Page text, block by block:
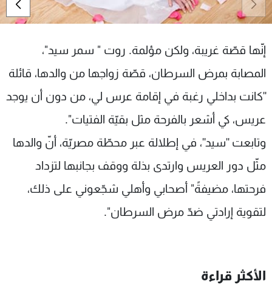
إنّها قصّة غريبة، ولكن مؤلمة. روت " سمر سيد"،
المصابة بمرض السرطان، قصّة زواجها من والدها، قائلة
''كانت بداخلي رغبة في إقامة عرس لي، من دون أن يوجد
عريس، كي أشعر بالفرحة مثل بقيّة الفتيات".
وتابعت ''سيد''، في إطلالة عبر محطّة مصريّة، أنّ والدها
مثّل دور العريس وارتدى بذلة ووقف بجانبها لتزداد
فرحتها، مضيفةً" أصحابي وأهلي شجّعوني على ذلك،
لتقوية إرادتي ضدّ مرض السرطان".
الأكثر قراءة
شاهد البرامج
عن MTV
لاعلاناتكم
وظائف
تواصل معنا
شروط الإسـتخدام
سياسة الخصوصية